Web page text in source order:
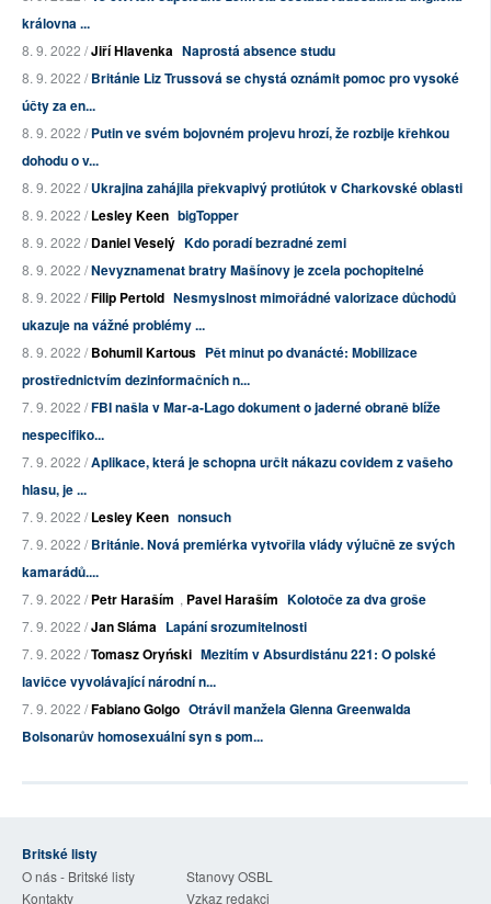
královna ...
8. 9. 2022 /Jiří Hlavenka Naprostá absence studu
8. 9. 2022 /Británie Liz Trussová se chystá oznámit pomoc pro vysoké
účty za en...
8. 9. 2022 /Putin ve svém bojovném projevu hrozí, že rozbije křehkou
dohodu o v...
8. 9. 2022 /Ukrajina zahájila překvapivý protiútok v Charkovské oblasti
8. 9. 2022 /Lesley Keen bigTopper
8. 9. 2022 /Daniel Veselý Kdo poradí bezradné zemi
8. 9. 2022 /Nevyznamenat bratry Mašínovy je zcela pochopitelné
8. 9. 2022 /Filip Pertold Nesmyslnost mimořádné valorizace důchodů
ukazuje na vážné problémy ...
8. 9. 2022 /Bohumil Kartous Pět minut po dvanácté: Mobilizace
prostřednictvím dezinformačních n...
7. 9. 2022 /FBI našla v Mar-a-Lago dokument o jaderné obraně blíže
nespecifiko...
7. 9. 2022 /Aplikace, která je schopna určit nákazu covidem z vašeho
hlasu, je ...
7. 9. 2022 /Lesley Keen nonsuch
7. 9. 2022 /Británie. Nová premiérka vytvořila vlády výlučně ze svých
kamarádů....
7. 9. 2022 /Petr Haraším , Pavel Haraším Kolotoče za dva groše
7. 9. 2022 /Jan Sláma Lapání srozumitelnosti
7. 9. 2022 /Tomasz Oryński Mezitím v Absurdistánu 221: O polské
lavičce vyvolávající národní n...
7. 9. 2022 /Fabiano Golgo Otrávil manžela Glenna Greenwalda
Bolsonarův homosexuální syn s pom...
Britské listy
O nás - Britské listy
Stanovy OSBL
Kontakty
Vzkaz redakci